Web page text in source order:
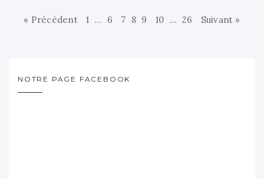
« Précédent 1 … 6 7 8 9 10 … 26 Suivant »
NOTRE PAGE FACEBOOK